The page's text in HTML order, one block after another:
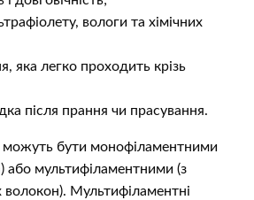
вологи та хімічних
яка легко проходить крізь
після прання чи прасування.
можуть бути монофіламентними
або мультифіламентними (з
волокон). Мультифіламентні